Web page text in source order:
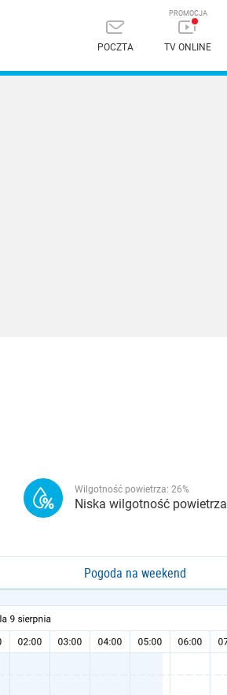
POCZTA TV ONLINE
Wilgotność powietrza: 26%
Niska wilgotność powietrza
Pogoda na weekend